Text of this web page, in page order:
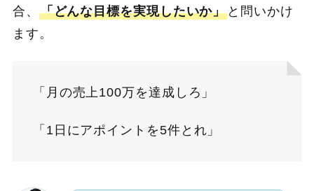
合、 「どんな目標を実現したいか」 と問いかけ
ます。
「月の売上100万を達成しろ」
「1日にアポイントを5件とれ」